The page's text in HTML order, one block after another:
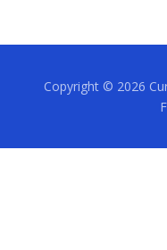
Copyright © 2026